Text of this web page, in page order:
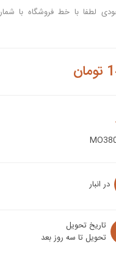
در انبار
تاریخ تحویل
تحویل تا سه روز بعد